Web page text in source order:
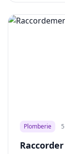
Plomberie